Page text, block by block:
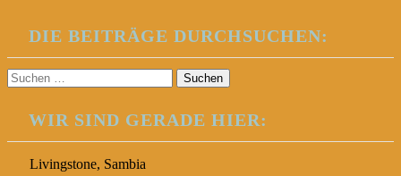
DIE BEITRÄGE DURCHSUCHEN:
Suchen
nach:
WIR SIND GERADE HIER:
Livingstone, Sambia